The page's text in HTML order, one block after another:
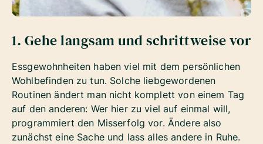
1. Gehe langsam und schrittweise vor
Essgewohnheiten haben viel mit dem persönlichen
Wohlbefinden zu tun. Solche liebgewordenen
Routinen ändert man nicht komplett von einem Tag
auf den anderen: Wer hier zu viel auf einmal will,
programmiert den Misserfolg vor. Ändere also
zunächst eine Sache und lass alles andere in Ruhe.